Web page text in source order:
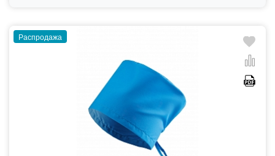
Распродажа